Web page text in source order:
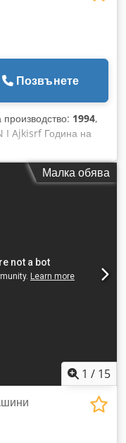
Позвънете
1994,
I Ajkisrf Година на
данни: -
mm - Диаметър на
на ножовата
ос: 6000 об/мин -
височина: 6 - 120
управление -
валяк -
връзки:
Малка обява
1 / 15